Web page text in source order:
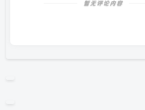
暂无评论内容